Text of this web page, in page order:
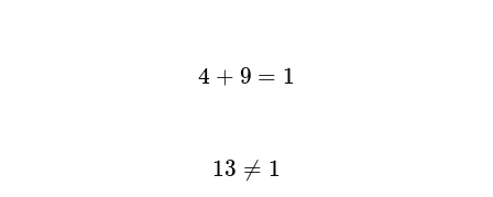
4 + 9 = 1
4+9 =1
13 ≠ 1
13≠1